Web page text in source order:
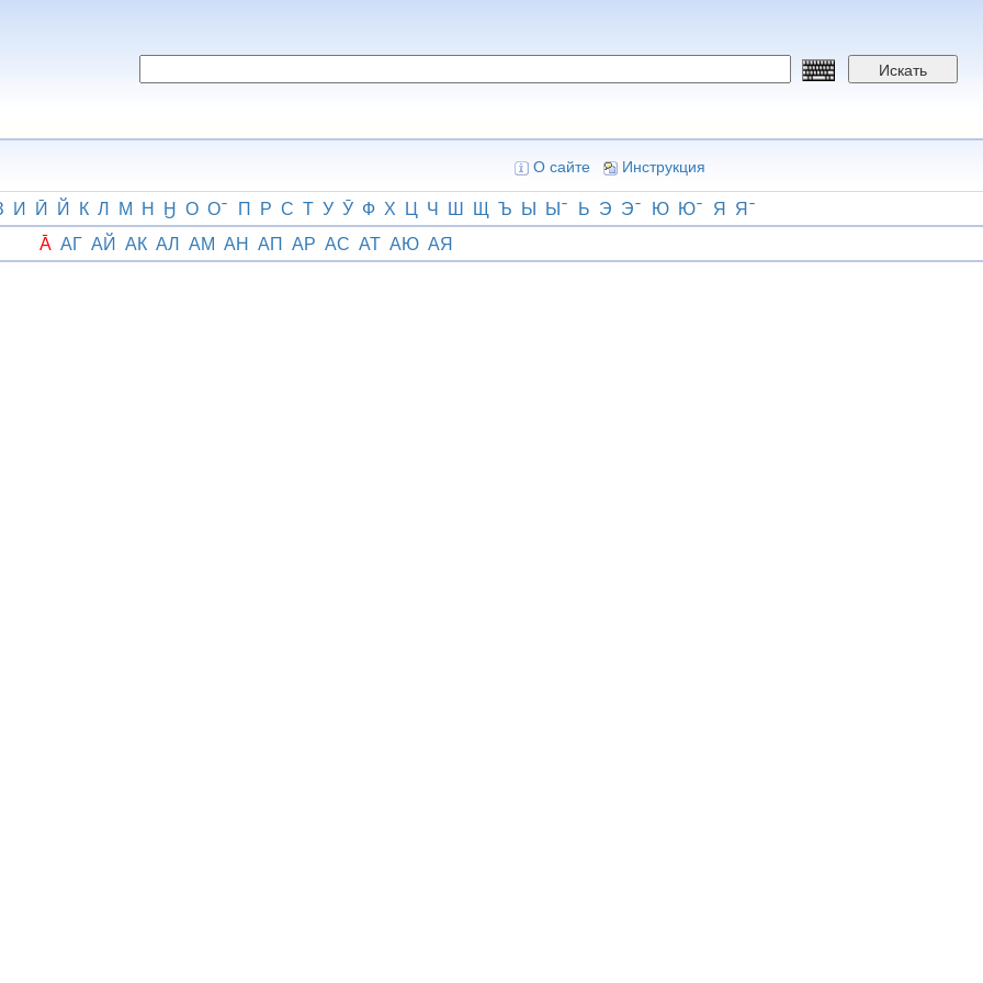
Искать
О сайте Инструкция
И Ӣ Й К Л М Н Ӈ О О П Р С Т У Ӯ Ф Х Ц Ч Ш Щ Ъ Ы Ы Ь Э Э Ю Ю Я Я
А̄ АГ АЙ АК АЛ АМ АН АП АР АС АТ АЮ АЯ